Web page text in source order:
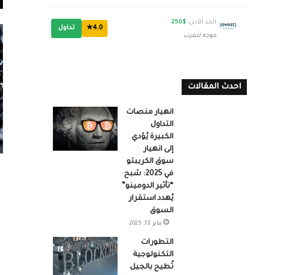
الحد الأدنى: $250
موجه للعرب
4.0★ تداول
احدث المقالات
انهيار منصات
التداول
الكبيرة يُؤدي
إلى انهيار
سوق الكريبتو
في 2025: شبح
“تأثير الدومينو”
يُهدد استقرار
السوق
يناير 13, 2025
التطورات
التكنولوجية
تُطيح بالجيل